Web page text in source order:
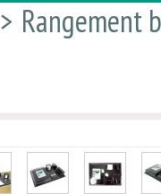
> Rangement